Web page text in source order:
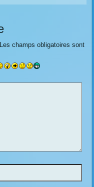
Les champs obligatoires sont